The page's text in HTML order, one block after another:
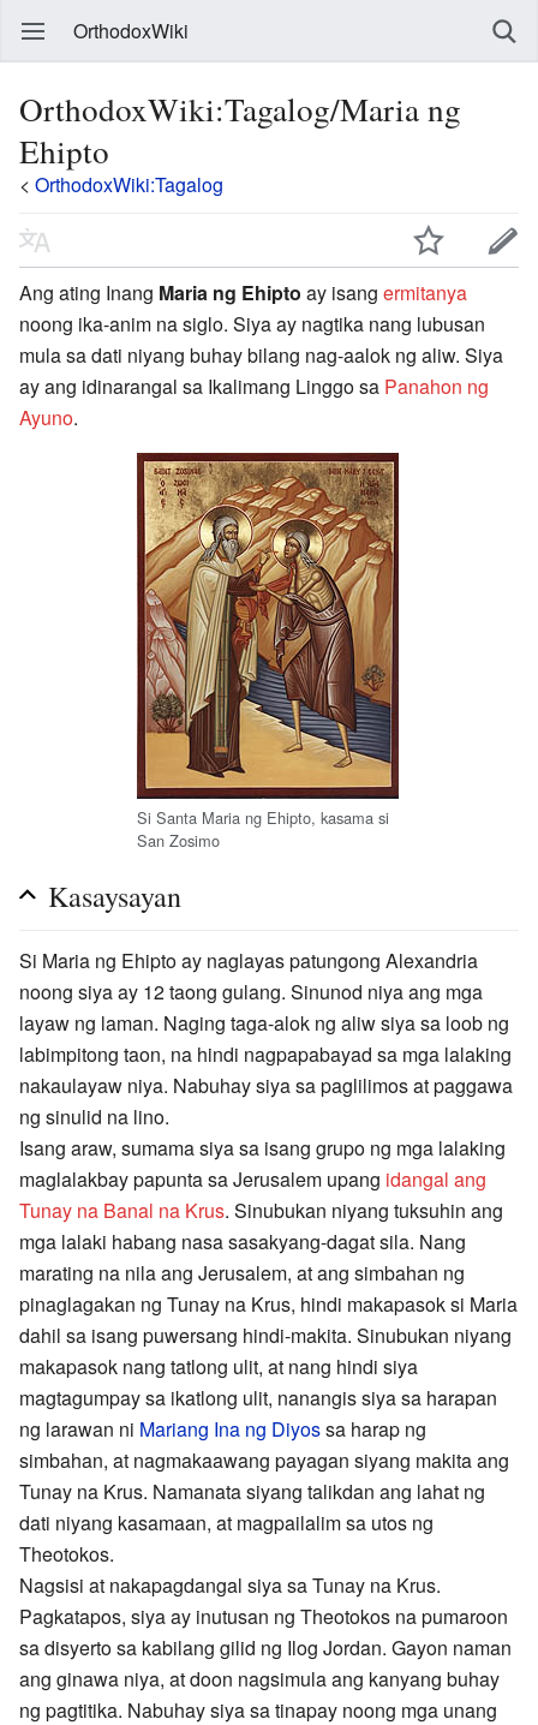
OrthodoxWiki
OrthodoxWiki:Tagalog/Maria ng
Ehipto
< OrthodoxWiki:Tagalog
Ang ating Inang Maria ng Ehipto ay isang ermitanya
noong ika-anim na siglo. Siya ay nagtika nang lubusan
mula sa dati niyang buhay bilang nag-aalok ng aliw. Siya
ay ang idinarangal sa Ikalimang Linggo sa Panahon ng
Ayuno.
Si Santa Maria ng Ehipto, kasama si
San Zosimo
Kasaysayan
Si Maria ng Ehipto ay naglayas patungong Alexandria
noong siya ay 12 taong gulang. Sinunod niya ang mga
layaw ng laman. Naging taga-alok ng aliw siya sa loob ng
labimpitong taon, na hindi nagpapabayad sa mga lalaking
nakaulayaw niya. Nabuhay siya sa paglilimos at paggawa
ng sinulid na lino.
Isang araw, sumama siya sa isang grupo ng mga lalaking
maglalakbay papunta sa Jerusalem upang idangal ang
Tunay na Banal na Krus. Sinubukan niyang tuksuhin ang
mga lalaki habang nasa sasakyang-dagat sila. Nang
marating na nila ang Jerusalem, at ang simbahan ng
pinaglagakan ng Tunay na Krus, hindi makapasok si Maria
dahil sa isang puwersang hindi-makita. Sinubukan niyang
makapasok nang tatlong ulit, at nang hindi siya
magtagumpay sa ikatlong ulit, nanangis siya sa harapan
ng larawan ni Mariang Ina ng Diyossa harap ng
simbahan, at nagmakaawang payagan siyang makita ang
Tunay na Krus. Namanata siyang talikdan ang lahat ng
dati niyang kasamaan, at magpailalim sa utos ng
Theotokos.
Nagsisi at nakapagdangal siya sa Tunay na Krus.
Pagkatapos, siya ay inutusan ng Theotokos na pumaroon
sa disyerto sa kabilang gilid ng Ilog Jordan. Gayon naman
ang ginawa niya, at doon nagsimula ang kanyang buhay
ng pagtitika. Nabuhay siya sa tinapay noong mga unang